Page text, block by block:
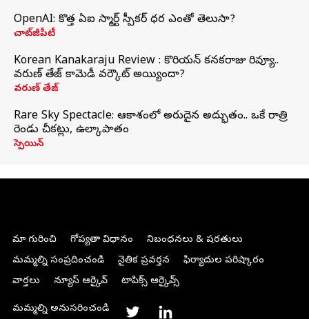
OpenAI: కొత్త ఏఐ స్మార్ట్ స్పీకర్ ధర ఎంతో తెలుసా?
చాట్‌జీపీటీ
Korean Kanakaraju Review : కొరియన్ కనకరాజు రివ్యూ..
వరుణ్ తేజ్ కామెడీ వర్కౌట్ అయ్యిందా?
వరుణ్ తేజ్
Rare Sky Spectacle: ఆకాశంలో అరుదైన అద్భుతం.. ఒకే రాత్రి
రెండు చీకట్లు, ఉల్కాపాతం
స్పెయిన్
మా గురించి గోప్యతా విధానం
నిబంధనలు & షరతులు
మమ్మల్ని సంప్రదించండి
నైతిక ప్రవర్తన
ఫిర్యాదుల పరిష్కారం
వార్తలు
న్యూస్ ఆర్కైవ్ టాపిక్స్ ఆర్కైవ్స్
మమ్మల్ని అనుసరించండి